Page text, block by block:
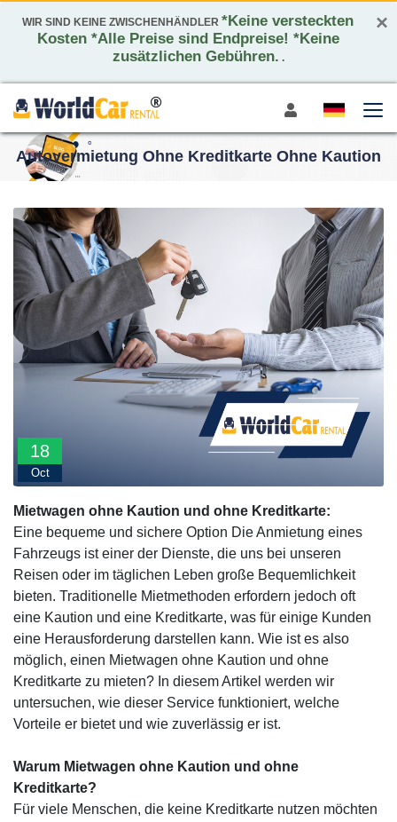
×
WIR SIND KEINE ZWISCHENHÄNDLER *Keine versteckten
Kosten *Alle Preise sind Endpreise! *Keine
zusätzlichen Gebühren. .
Autovermietung Ohne Kreditkarte Ohne Kaution
18
Oct
Mietwagen ohne Kaution und ohne Kreditkarte:
Eine bequeme und sichere Option Die Anmietung eines
Fahrzeugs ist einer der Dienste, die uns bei unseren
Reisen oder im täglichen Leben große Bequemlichkeit
bieten. Traditionelle Mietmethoden erfordern jedoch oft
eine Kaution und eine Kreditkarte, was für einige Kunden
eine Herausforderung darstellen kann. Wie ist es also
möglich, einen Mietwagen ohne Kaution und ohne
Kreditkarte zu mieten? In diesem Artikel werden wir
untersuchen, wie dieser Service funktioniert, welche
Vorteile er bietet und wie zuverlässig er ist.
Warum Mietwagen ohne Kaution und ohne
Kreditkarte?
Für viele Menschen, die keine Kreditkarte nutzen möchten